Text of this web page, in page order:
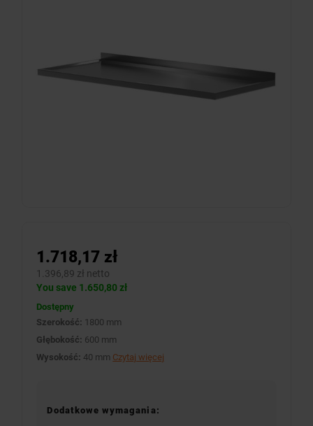
1.718,17 zł
1.396,89 zł netto
You save 1.650,80 zł
Dostępny
Szerokość: 1800 mm
Głębokość: 600 mm
Wysokość: 40 mm Czytaj więcej
Dodatkowe wymagania: